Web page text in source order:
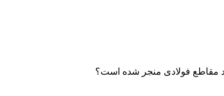
مقاطع فولادی منجر شده است؟